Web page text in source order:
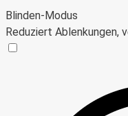
Blinden-Modus
Reduziert Ablenkungen,